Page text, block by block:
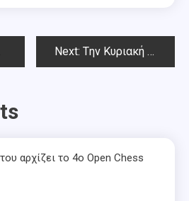
Next: Tην Κυριακή 15 Μαΐου το 6ο μπλιτς Chess Square